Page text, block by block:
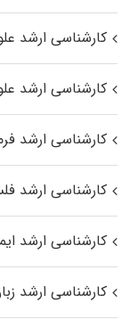
کارشناسی ارشد
کارشناسی ارشد
کارشناسی ارشد
کارشناسی ارشد
کارشناسی ارشد
کارشناسی ارشد